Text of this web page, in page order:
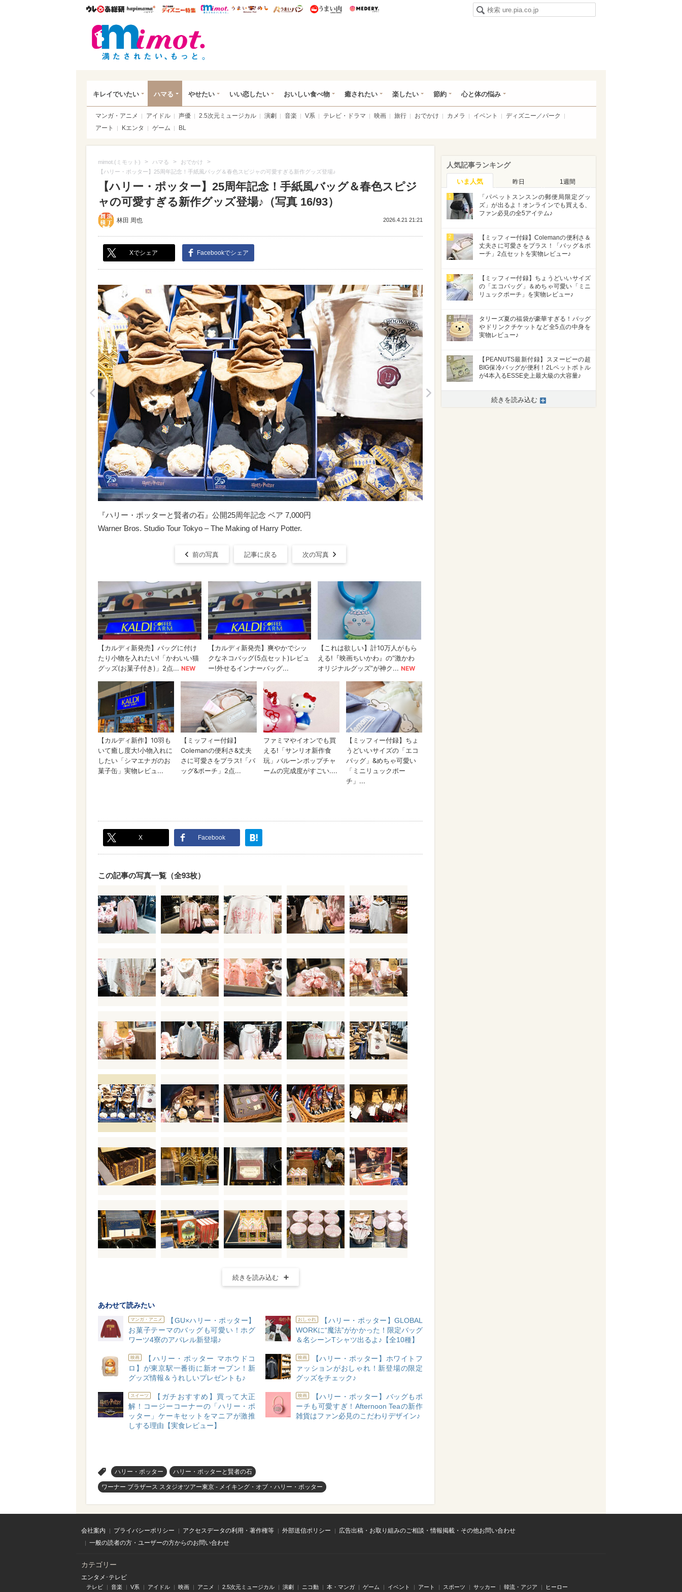
ウレぴあ総研ハピママ* ウレぴあ総研 ディズニー特集
mimot. うまいめし うまいパン うまい肉
キレイでいたい ハマる やせたい いい恋したい おいしい食べ物 癒されたい 楽したい 節約 心と体の悩み
マンガ・アニメ アイドル 声優 2.5次元ミュージカル 演劇 音楽 V系 テレビ・ドラマ 映画 旅行 おでかけ カメラ イベント
ディズニー／パーク
アート
Kエンタ ゲーム BL
mimot.(ミモット) > ハマる > おでかけ >
【ハリー・ポッター】25周年記念！手紙風バッグ＆春色スピジャの可愛すぎる新作グッズ登場♪
【ハリー・ポッター】25周年記念！手紙風バッグ＆春色スピジ
ャの可愛すぎる新作グッズ登場♪（写真 16/93）
林田 周也 2026.4.21 21:21
Xでシェア Facebookでシェア
>
『ハリー・ポッターと賢者の石』公開25周年記念 ベア 7,000円
Warner Bros. Studio Tour Tokyo – The Making of Harry Potter.
前の写真 記事に戻る 次の写真
X Facebook
この記事の写真一覧（全93枚）
続きを読み込む
あわせて読みたい
マンガ・アニメ
【GU×ハリー・ポッター】
お菓子テーマのバッグも可愛い！ホグ
ワーツ4寮のアパレル新登場♪
おしゃれ
【ハリー・ポッター】GLOBAL
WORKに“魔法”がかかった！限定バッグ
＆名シーンTシャツ出るよ♪【全10種】
映画
【ハリー・ポッター マホウドコ
ロ】が東京駅一番街に新オープン！新
グッズ情報＆うれしいプレゼントも♪
映画
【ハリー・ポッター】ホワイトフ
ァッションがおしゃれ！新登場の限定
グッズをチェック♪
スイーツ
【ガチおすすめ】買って大正
解！コージーコーナーの「ハリー・ポ
ッター」ケーキセットをマニアが激推
しする理由【実食レビュー】
映画
【ハリー・ポッター】バッグもポ
ーチも可愛すぎ！Afternoon Teaの新作
雑貨はファン必見のこだわりデザイン♪
ハリー・ポッター ハリー・ポッターと賢者の石
ワーナー ブラザース スタジオツアー東京 - メイキング・オブ・ハリー・ポッター
人気記事ランキング
いま人気 昨日 1週間
1
「パペットスンスンの郵便局限定グッ
ズ」が出るよ！オンラインでも買える、
ファン必見の全5アイテム♪
2
【ミッフィー付録】Colemanの便利さ＆
丈夫さに可愛さをプラス！「バッグ＆ポ
ーチ」2点セットを実物レビュー♪
3
【ミッフィー付録】ちょうどいいサイズ
の「エコバッグ」＆めちゃ可愛い「ミニ
リュックポーチ」を実物レビュー♪
4
タリーズ夏の福袋が豪華すぎる！バッグ
やドリンクチケットなど全5点の中身を
実物レビュー♪
5
【PEANUTS最新付録】スヌーピーの超
BIG保冷バッグが便利！2Lペットボトル
が4本入るESSE史上最大級の大容量♪
続きを読み込む
会社案内 プライバシーポリシー アクセスデータの利用・著作権等 外部送信ポリシー
広告出稿・お取り組みのご相談・情報掲載・その他お問い合わせ
一般の読者の方・ユーザーの方からのお問い合わせ
カテゴリー
エンタメ･テレビ
テレビ 音楽 V系 アイドル 映画 アニメ 2.5次元ミュージカル 演劇 ニコ動 本・マンガ ゲーム イベント アート スポーツ サッカー 韓流・アジア ヒーロー